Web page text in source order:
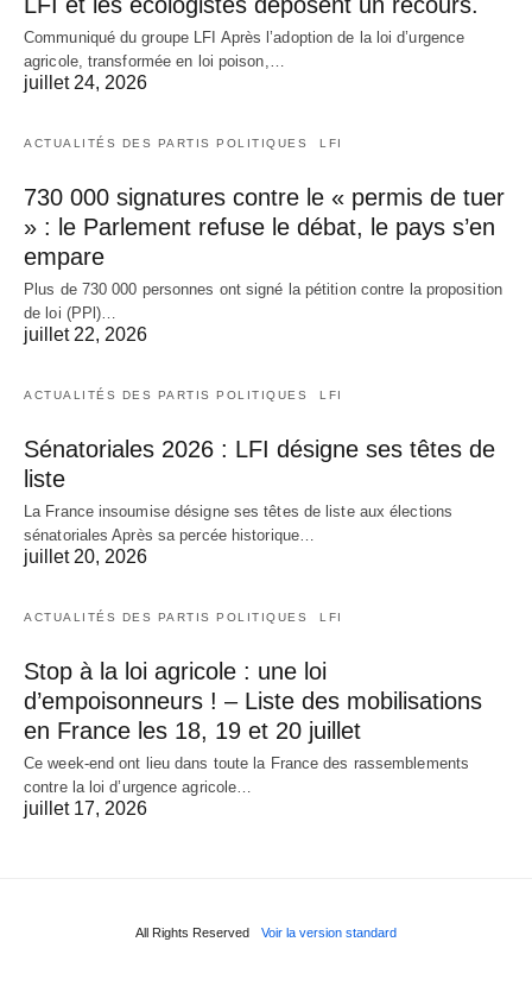
Communiqué du groupe LFI Après l’adoption de la loi d’urgence
agricole, transformée en loi poison,…
juillet 24, 2026
ACTUALITÉS DES PARTIS POLITIQUES LFI
730 000 signatures contre le « permis de tuer
» : le Parlement refuse le débat, le pays s’en
empare
Plus de 730 000 personnes ont signé la pétition contre la proposition
de loi (PPl)…
juillet 22, 2026
ACTUALITÉS DES PARTIS POLITIQUES LFI
Sénatoriales 2026 : LFI désigne ses têtes de
liste
La France insoumise désigne ses têtes de liste aux élections
sénatoriales Après sa percée historique…
juillet 20, 2026
ACTUALITÉS DES PARTIS POLITIQUES LFI
Stop à la loi agricole : une loi
d’empoisonneurs ! – Liste des mobilisations
en France les 18, 19 et 20 juillet
Ce week-end ont lieu dans toute la France des rassemblements
contre la loi d’urgence agricole…
juillet 17, 2026
All Rights Reserved Voir la version standard